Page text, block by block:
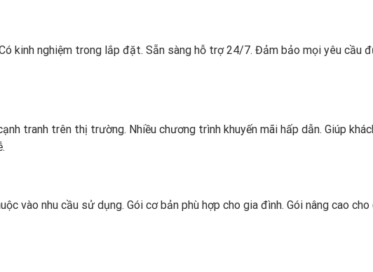
kinh nghiệm trong lắp đặt. Sẵn sàng hỗ trợ 24/7. Đảm bảo mọi yêu cầu
tranh trên thị trường. Nhiều chương trình khuyến mãi hấp dẫn. Giúp
vào nhu cầu sử dụng. Gói cơ bản phù hợp cho gia đình. Gói nâng cao cho